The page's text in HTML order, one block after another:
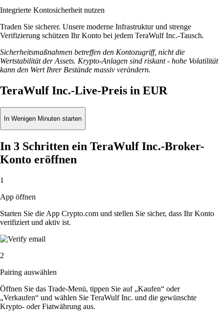
Integrierte Kontosicherheit nutzen
Traden Sie sicherer. Unsere moderne Infrastruktur und strenge
Verifizierung schützen Ihr Konto bei jedem TeraWulf Inc.-Tausch.
Sicherheitsmaßnahmen betreffen den Kontozugriff, nicht die
Wertstabilität der Assets. Krypto-Anlagen sind riskant - hohe Volatilität
kann den Wert Ihrer Bestände massiv verändern.
TeraWulf Inc.-Live-Preis in EUR
In Wenigen Minuten starten
In 3 Schritten ein TeraWulf Inc.-Broker-
Konto eröffnen
1
App öffnen
Starten Sie die App Crypto.com und stellen Sie sicher, dass Ihr Konto
verifiziert und aktiv ist.
2
Pairing auswählen
Öffnen Sie das Trade-Menü, tippen Sie auf „Kaufen“ oder
„Verkaufen“ und wählen Sie TeraWulf Inc. und die gewünschte
Krypto- oder Fiatwährung aus.